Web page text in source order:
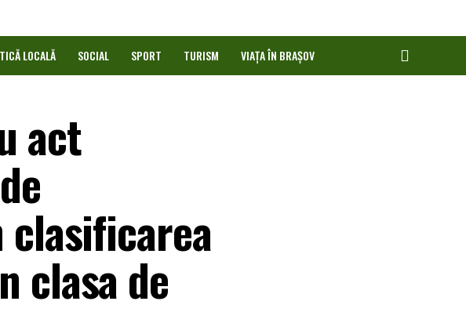
LOCALĂ SOCIAL SPORT TURISM VIAȚA ÎN BRAȘOV
act
clasa de